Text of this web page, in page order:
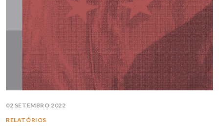
02 SETEMBRO 2022
RELATÓRIOS